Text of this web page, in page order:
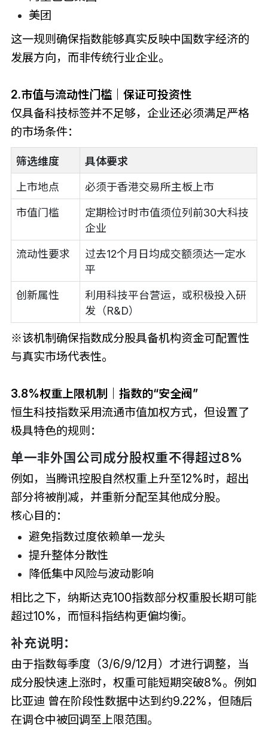
美团
这一规则确保指数能够真实反映中国数字经济的
发展方向，而非传统行业企业。
2.市值与流动性门槛｜保证可投资性
仅具备科技标签并不足够，企业还必须满足严格
的市场条件：
筛选维度 具体要求
上市地点 必须于香港交易所主板上市
市值门槛
定期检讨时市值须位列前30大科技
企业
流动性要求
过去12个月日均成交额须达一定水
平
创新属性
利用科技平台营运，或积极投入研
发（R&D）
※该机制确保指数成分股具备机构资金可配置性
与真实市场代表性。
3.8%权重上限机制｜指数的“安全阀”
恒生科技指数采用流通市值加权方式，但设置了
极具特色的规则：
单一非外国公司成分股权重不得超过8%
例如，当腾讯控股自然权重上升至12%时，超出
部分将被削减，并重新分配至其他成分股。
核心目的：
避免指数过度依赖单一龙头
提升整体分散性
降低集中风险与波动影响
相比之下，纳斯达克100指数部分权重股长期可能
超过10%，而恒科指结构更偏均衡。
补充说明：
由于指数每季度（3/6/9/12月）才进行调整，当
成分股快速上涨时，权重可能短期突破8%。例如
比亚迪 曾在阶段性数据中达到约9.22%，但随后
在调仓中被回调至上限范围。